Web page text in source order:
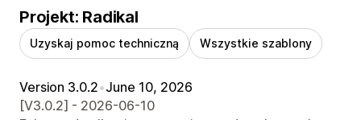
Projekt: Radikal
Uzyskaj pomoc techniczną Wszystkie szablony
Version 3.0.2•June 10, 2026
[V3.0.2] - 2026-06-10